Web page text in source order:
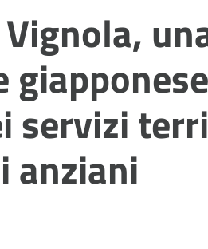
servizi
anziani